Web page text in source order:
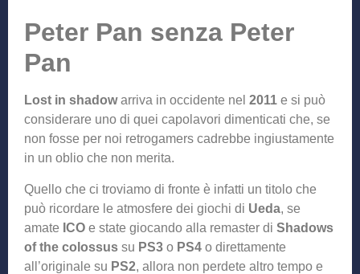
Peter Pan senza Peter
Pan
Lost in shadowarriva in occidente nel 2011 e si può
considerare uno di quei capolavori dimenticati che, se
non fosse per noi retrogamers cadrebbe ingiustamente
in un oblio che non merita.
Quello che ci troviamo di fronte è infatti un titolo che
può ricordare le atmosfere dei giochi di Ueda, se
amate ICO e state giocando alla remaster di Shadows
of the colossus su PS3 o PS4 o direttamente
all’originale su PS2, allora non perdete altro tempo e